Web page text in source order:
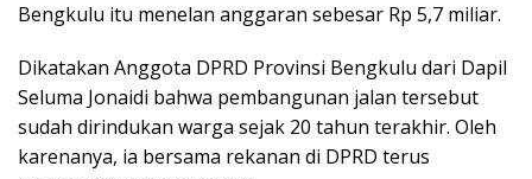
Bengkulu itu menelan anggaran sebesar Rp 5,7 miliar.
Dikatakan Anggota DPRD Provinsi Bengkulu dari Dapil
Seluma Jonaidi bahwa pembangunan jalan tersebut
sudah dirindukan warga sejak 20 tahun terakhir. Oleh
karenanya, ia bersama rekanan di DPRD terus